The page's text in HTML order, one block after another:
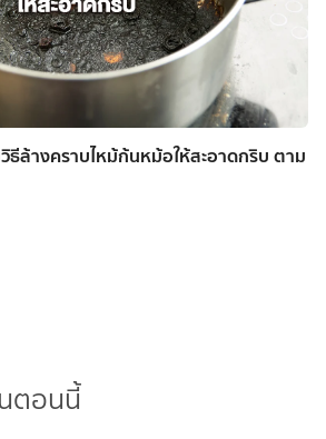
ธีล้างคราบไหม้ก้นหม้อให้สะอาดกริบ ตาม
ตอนนี้